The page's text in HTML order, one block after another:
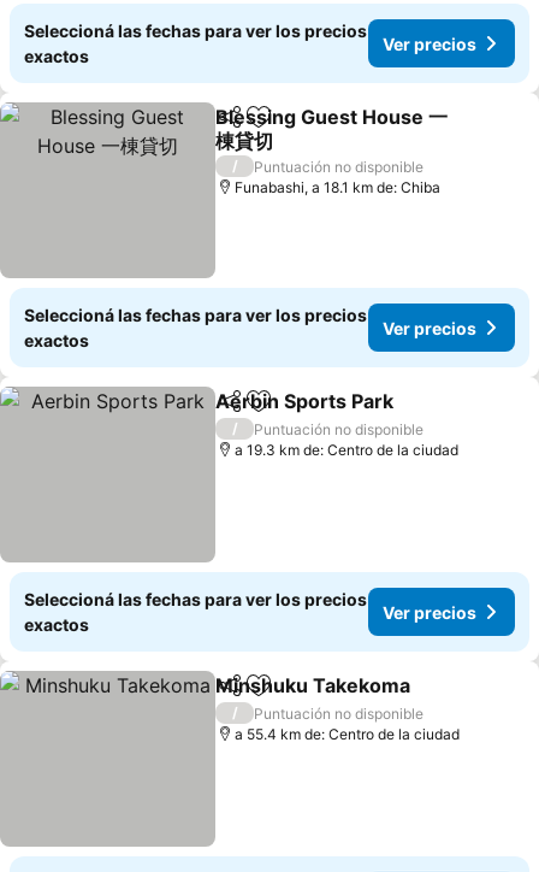
Seleccioná las fechas para ver los precios
exactos
Ver precios
CompartirAñadir a favoritos
Blessing Guest House 一
棟貸切
/
Puntuación no disponible
Funabashi, a 18.1 km de: Chiba
Seleccioná las fechas para ver los precios
exactos
Ver precios
CompartirAñadir a favoritos
Aerbin Sports Park
/
Puntuación no disponible
a 19.3 km de: Centro de la ciudad
Seleccioná las fechas para ver los precios
exactos
Ver precios
CompartirAñadir a favoritos
Minshuku Takekoma
/
Puntuación no disponible
a 55.4 km de: Centro de la ciudad